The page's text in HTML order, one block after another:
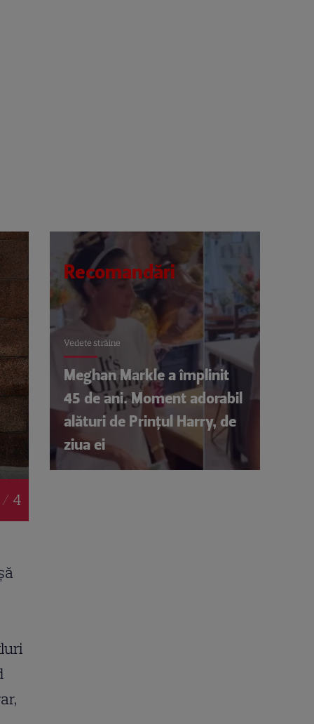
/ 4
Recomandări
Vedete străine
Meghan Markle a împlinit
45 de ani. Moment adorabil
alături de Prințul Harry, de
ziua ei